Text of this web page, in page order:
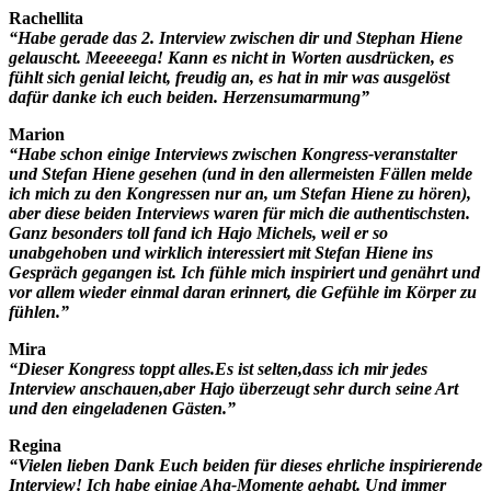
Rachellita
“Habe gerade das 2. Interview zwischen dir und Stephan Hiene
gelauscht. Meeeeega! Kann es nicht in Worten ausdrücken, es
fühlt sich genial leicht, freudig an, es hat in mir was ausgelöst
dafür danke ich euch beiden. Herzensumarmung”
Marion
“Habe schon einige Interviews zwischen Kongress-veranstalter
und Stefan Hiene gesehen (und in den allermeisten Fällen melde
ich mich zu den Kongressen nur an, um Stefan Hiene zu hören),
aber diese beiden Interviews waren für mich die authentischsten.
Ganz besonders toll fand ich Hajo Michels, weil er so
unabgehoben und wirklich interessiert mit Stefan Hiene ins
Gespräch gegangen ist. Ich fühle mich inspiriert und genährt und
vor allem wieder einmal daran erinnert, die Gefühle im Körper zu
fühlen.”
Mira
“Dieser Kongress toppt alles.Es ist selten,dass ich mir jedes
Interview anschauen,aber Hajo überzeugt sehr durch seine Art
und den eingeladenen Gästen.”
Regina
“Vielen lieben Dank Euch beiden für dieses ehrliche inspirierende
Interview! Ich habe einige Aha-Momente gehabt. Und immer